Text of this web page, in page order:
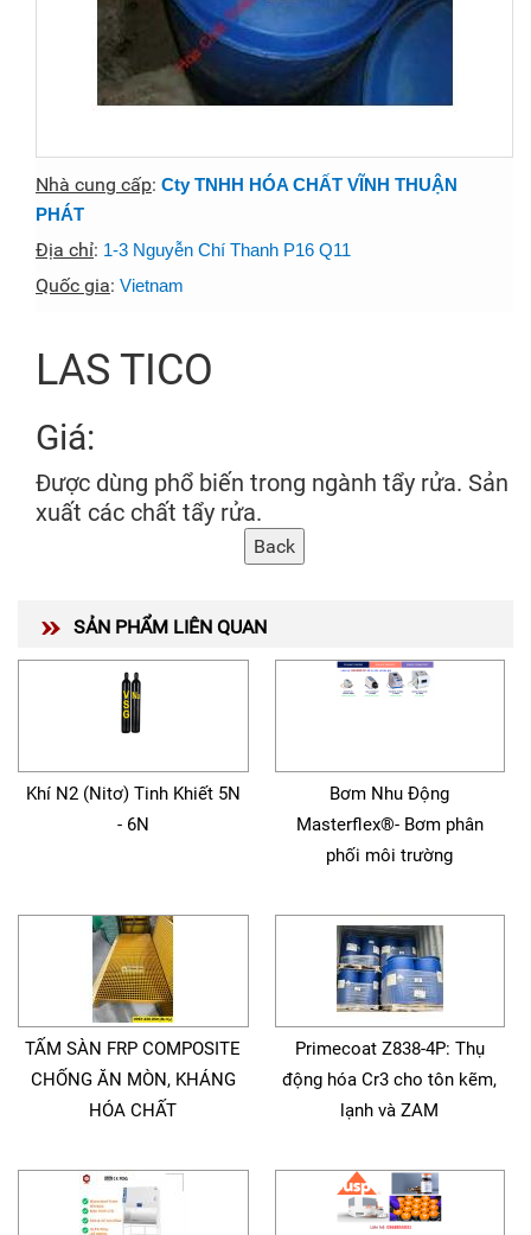
Nhà cung cấp: Cty TNHH HÓA CHẤT VĨNH THUẬN
PHÁT
Địa chỉ: 1-3 Nguyễn Chí Thanh P16 Q11
Quốc gia: Vietnam
LAS TICO
Giá:
Được dùng phổ biến trong ngành tẩy rửa. Sản
xuất các chất tẩy rửa.
SẢN PHẨM LIÊN QUAN
Khí N2 (Nitơ) Tinh Khiết 5N
- 6N
Bơm Nhu Động
Masterflex®- Bơm phân
phối môi trường
TẤM SÀN FRP COMPOSITE
CHỐNG ĂN MÒN, KHÁNG
HÓA CHẤT
Primecoat Z838-4P: Thụ
động hóa Cr3 cho tôn kẽm,
lạnh và ZAM